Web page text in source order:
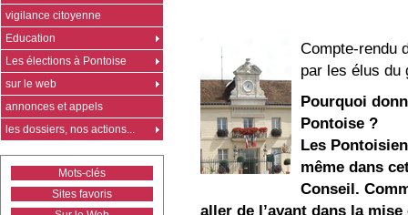
Compte-rendu
par les élus du
Pourquoi
Pontoise ?
Les
même dans
Conseil.
aller de l’avant dans la
vigilance citoyenne
Education
Les élections à Pontoise
sur le web
annonces et appels
les dossiers, nos actions...
Mots-clés
Sites favoris